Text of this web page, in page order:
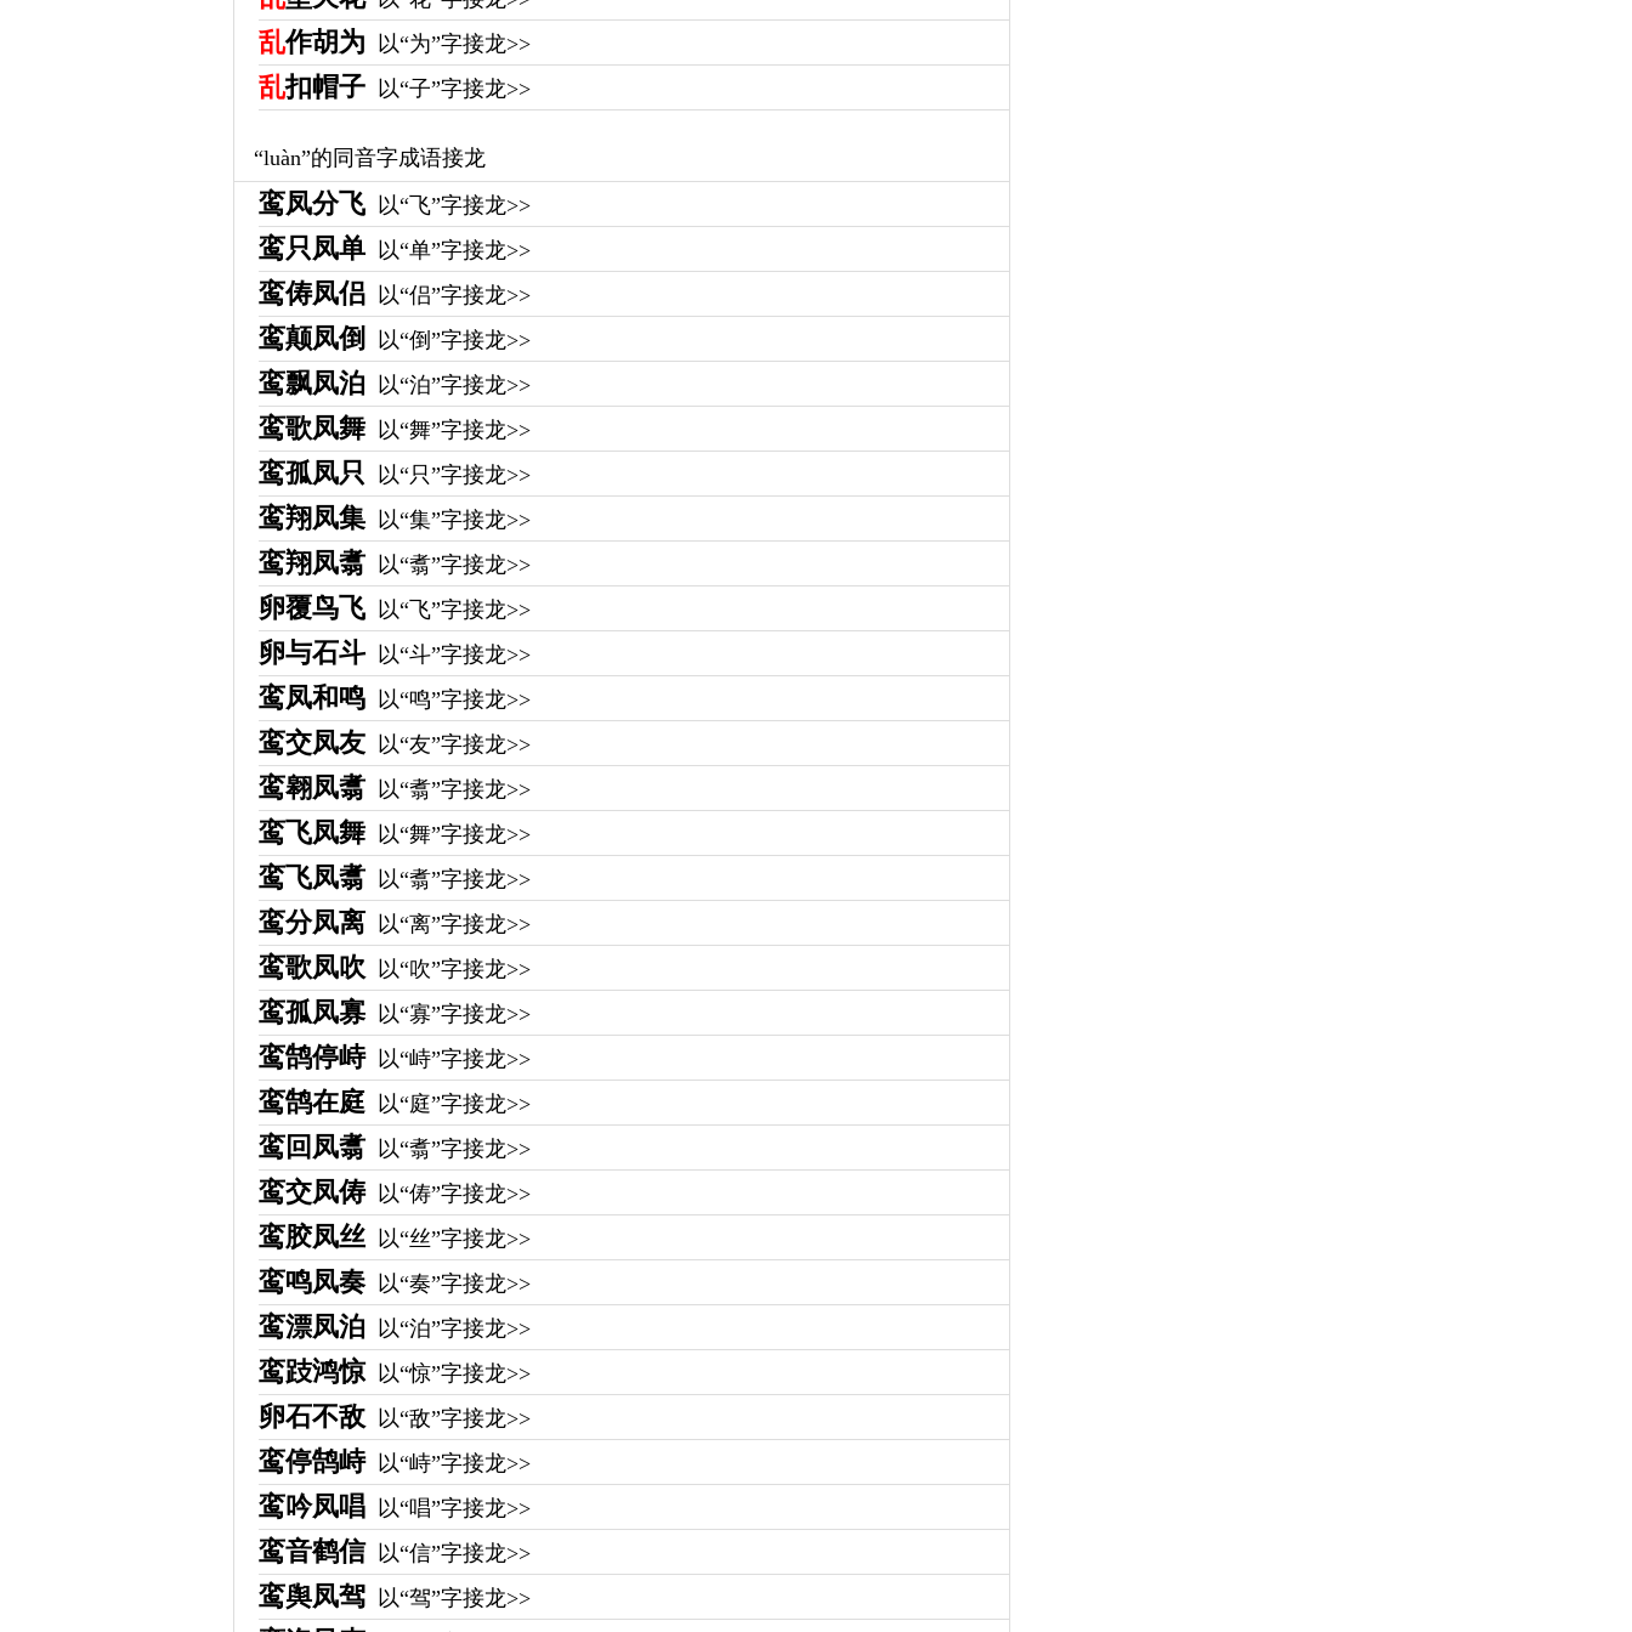
乱作胡为 以“为”字接龙>>
乱扣帽子 以“子”字接龙>>
“luàn”的同音字成语接龙
鸾凤分飞 以“飞”字接龙>>
鸾只凤单 以“单”字接龙>>
鸾俦凤侣 以“侣”字接龙>>
鸾颠凤倒 以“倒”字接龙>>
鸾飘凤泊 以“泊”字接龙>>
鸾歌凤舞 以“舞”字接龙>>
鸾孤凤只 以“只”字接龙>>
鸾翔凤集 以“集”字接龙>>
鸾翔凤翥 以“翥”字接龙>>
卵覆鸟飞 以“飞”字接龙>>
卵与石斗 以“斗”字接龙>>
鸾凤和鸣 以“鸣”字接龙>>
鸾交凤友 以“友”字接龙>>
鸾翱凤翥 以“翥”字接龙>>
鸾飞凤舞 以“舞”字接龙>>
鸾飞凤翥 以“翥”字接龙>>
鸾分凤离 以“离”字接龙>>
鸾歌凤吹 以“吹”字接龙>>
鸾孤凤寡 以“寡”字接龙>>
鸾鹄停峙 以“峙”字接龙>>
鸾鹄在庭 以“庭”字接龙>>
鸾回凤翥 以“翥”字接龙>>
鸾交凤俦 以“俦”字接龙>>
鸾胶凤丝 以“丝”字接龙>>
鸾鸣凤奏 以“奏”字接龙>>
鸾漂凤泊 以“泊”字接龙>>
鸾跂鸿惊 以“惊”字接龙>>
卵石不敌 以“敌”字接龙>>
鸾停鹄峙 以“峙”字接龙>>
鸾吟凤唱 以“唱”字接龙>>
鸾音鹤信 以“信”字接龙>>
鸾舆凤驾 以“驾”字接龙>>